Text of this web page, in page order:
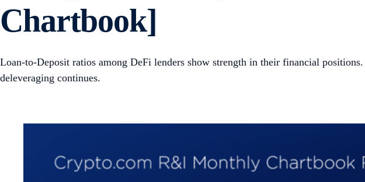
Chartbook]
Loan-to-Deposit ratios among DeFi lenders show strength in their financial
deleveraging continues.